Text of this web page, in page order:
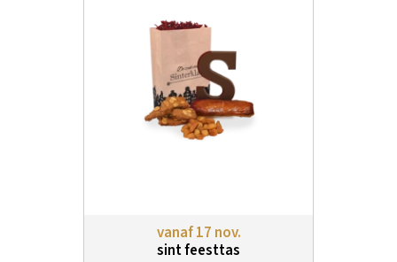
vanaf 17 nov.
sint feesttas